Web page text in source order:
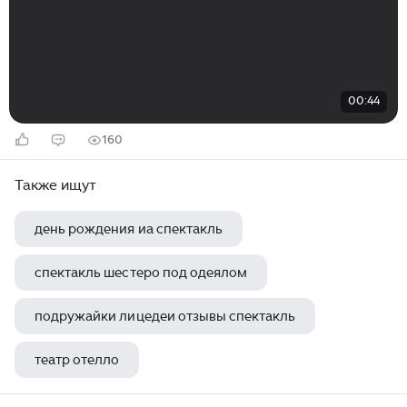
00:44
160
Также ищут
день рождения иа спектакль
спектакль шестеро под одеялом
подружайки лицедеи отзывы спектакль
театр отелло